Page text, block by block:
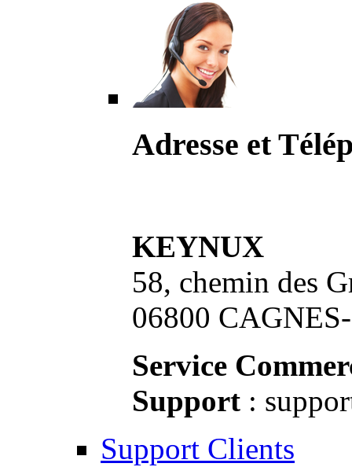
Adresse et
KEYNUX
58, chemin des
06800
Service
Support :
Support Clients